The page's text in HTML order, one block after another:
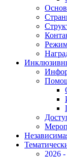
2026